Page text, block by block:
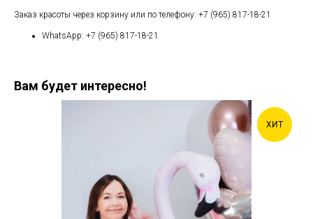
Заказ красоты через корзину или по телефону: +7 (965) 817-18-21
WhatsApp: +7 (965) 817-18-21
Вам будет интересно!
ХИТ